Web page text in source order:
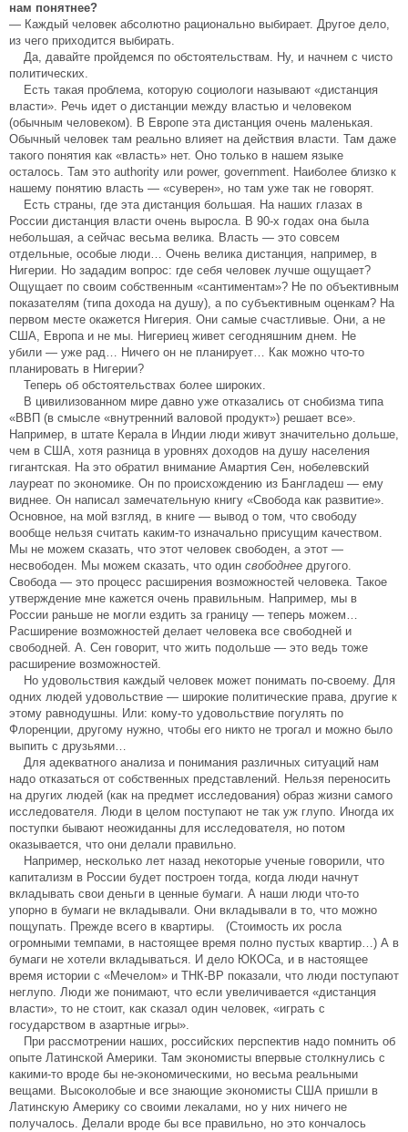
нам понятнее?
— Каждый человек абсолютно рационально выбирает. Другое дело,
из чего приходится выбирать.
Да, давайте пройдемся по обстоятельствам. Ну, и начнем с чисто
политических.
Есть такая проблема, которую социологи называют «дистанция
власти». Речь идет о дистанции между властью и человеком
(обычным человеком). В Европе эта дистанция очень маленькая.
Обычный человек там реально влияет на действия власти. Там даже
такого понятия как «власть» нет. Оно только в нашем языке
осталось. Там это authority или power, government. Наиболее близко к
нашему понятию власть — «суверен», но там уже так не говорят.
Есть страны, где эта дистанция большая. На наших глазах в
России дистанция власти очень выросла. В 90-х годах она была
небольшая, а сейчас весьма велика. Власть — это совсем
отдельные, особые люди… Очень велика дистанция, например, в
Нигерии. Но зададим вопрос: где себя человек лучше ощущает?
Ощущает по своим собственным «сантиментам»? Не по объективным
показателям (типа дохода на душу), а по субъективным оценкам? На
первом месте окажется Нигерия. Они самые счастливые. Они, а не
США, Европа и не мы. Нигериец живет сегодняшним днем. Не
убили — уже рад… Ничего он не планирует… Как можно что-то
планировать в Нигерии?
Теперь об обстоятельствах более широких.
В цивилизованном мире давно уже отказались от снобизма типа
«ВВП (в смысле «внутренний валовой продукт») решает все».
Например, в штате Керала в Индии люди живут значительно дольше,
чем в США, хотя разница в уровнях доходов на душу населения
гигантская. На это обратил внимание Амартия Сен, нобелевский
лауреат по экономике. Он по происхождению из Бангладеш — ему
виднее. Он написал замечательную книгу «Свобода как развитие».
Основное, на мой взгляд, в книге — вывод о том, что свободу
вообще нельзя считать каким-то изначально присущим качеством.
Мы не можем сказать, что этот человек свободен, а этот —
несвободен. Мы можем сказать, что один свободнее другого.
Свобода — это процесс расширения возможностей человека. Такое
утверждение мне кажется очень правильным. Например, мы в
России раньше не могли ездить за границу — теперь можем…
Расширение возможностей делает человека все свободней и
свободней. А. Сен говорит, что жить подольше — это ведь тоже
расширение возможностей.
Но удовольствия каждый человек может понимать по-своему. Для
одних людей удовольствие — широкие политические права, другие к
этому равнодушны. Или: кому-то удовольствие погулять по
Флоренции, другому нужно, чтобы его никто не трогал и можно было
выпить с друзьями…
Для адекватного анализа и понимания различных ситуаций нам
надо отказаться от собственных представлений. Нельзя переносить
на других людей (как на предмет исследования) образ жизни самого
исследователя. Люди в целом поступают не так уж глупо. Иногда их
поступки бывают неожиданны для исследователя, но потом
оказывается, что они делали правильно.
Например, несколько лет назад некоторые ученые говорили, что
капитализм в России будет построен тогда, когда люди начнут
вкладывать свои деньги в ценные бумаги. А наши люди что-то
упорно в бумаги не вкладывали. Они вкладывали в то, что можно
пощупать. Прежде всего в квартиры. (Стоимость их росла
огромными темпами, в настоящее время полно пустых квартир…) А в
бумаги не хотели вкладываться. И дело ЮКОСа, и в настоящее
время истории с «Мечелом» и ТНК-ВР показали, что люди поступают
неглупо. Люди же понимают, что если увеличивается «дистанция
власти», то не стоит, как сказал один человек, «играть с
государством в азартные игры».
При рассмотрении наших, российских перспектив надо помнить об
опыте Латинской Америки. Там экономисты впервые столкнулись с
какими-то вроде бы не-экономическими, но весьма реальными
вещами. Высоколобые и все знающие экономисты США пришли в
Латинскую Америку со своими лекалами, но у них ничего не
получалось. Делали вроде бы все правильно, но это кончалось